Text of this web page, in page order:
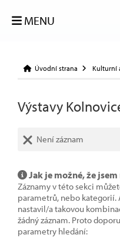
MENU
Úvodní strana Kulturní
Výstavy
Není záznam
Jak je možné, že jsem
Záznamy v této sekci
parametrů, nebo kategorií.
nastavil/a takovou
žádný záznam. Proto
parametry hledání: